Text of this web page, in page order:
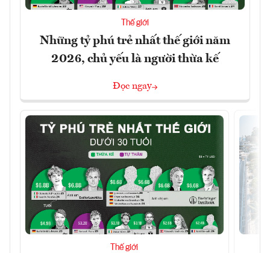
Thế giới
Những tỷ phú trẻ nhất thế giới năm
2026, chủ yếu là người thừa kế
Đọc ngay
Thế giới